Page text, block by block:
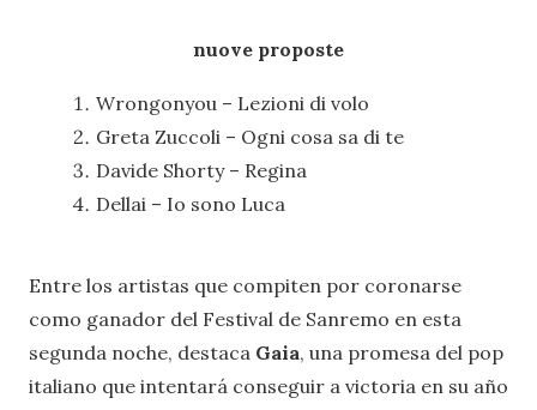
nuove proposte
Wrongonyou – Lezioni di volo
Greta Zuccoli – Ogni cosa sa di te
Davide Shorty – Regina
Dellai – Io sono Luca
Entre los artistas que compiten por coronarse
como ganador del Festival de Sanremo en esta
segunda noche, destaca Gaia, una promesa del pop
italiano que intentará conseguir a victoria en su año